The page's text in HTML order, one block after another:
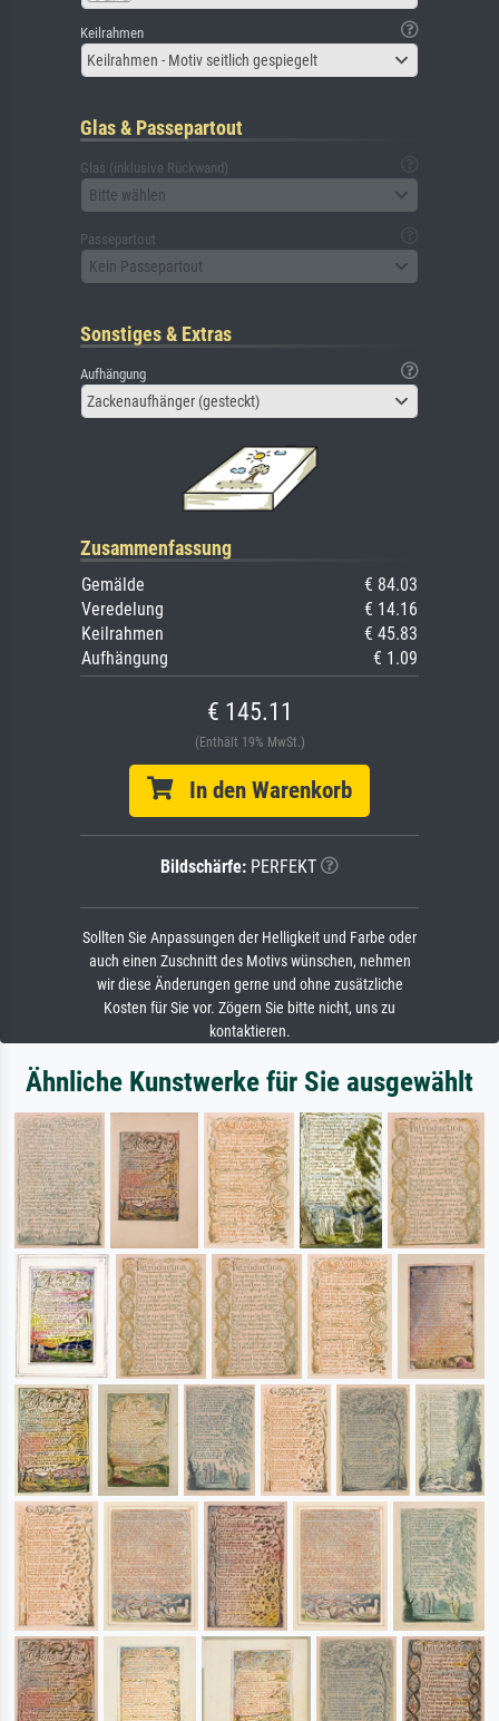
Keilrahmen
Keilrahmen - Motiv seitlich gespiegelt
Glas & Passepartout
Glas (inklusive Rückwand)
Bitte wählen
Passepartout
Kein Passepartout
Sonstiges & Extras
Aufhängung
Zackenaufhänger (gesteckt)
Zusammenfassung
Gemälde
€ 84.03
Veredelung
€ 14.16
Keilrahmen
€ 45.83
Aufhängung
€ 1.09
€ 145.11
(Enthält 19% MwSt.)
In den Warenkorb
Bildschärfe: PERFEKT
Sollten Sie Anpassungen der Helligkeit und Farbe oder
auch einen Zuschnitt des Motivs wünschen, nehmen
wir diese Änderungen gerne und ohne zusätzliche
Kosten für Sie vor. Zögern Sie bitte nicht, uns zu
kontaktieren.
Ähnliche Kunstwerke für Sie ausgewählt